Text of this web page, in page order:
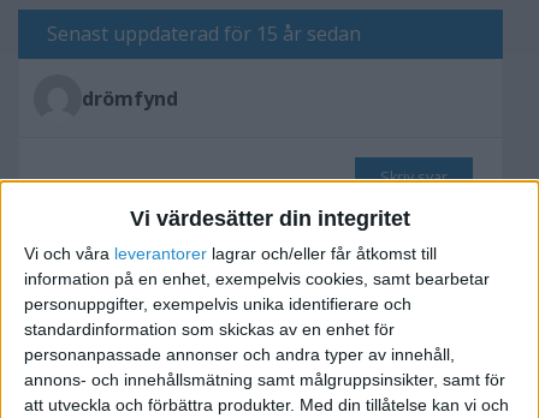
Vi värdesätter din integritet
Vi och våra leverantorer lagrar och/eller får åtkomst till
information på en enhet, exempelvis cookies, samt bearbetar
personuppgifter, exempelvis unika identifierare och
standardinformation som skickas av en enhet för
personanpassade annonser och andra typer av innehåll,
annons- och innehållsmätning samt målgruppsinsikter, samt för
att utveckla och förbättra produkter. Med din tillåtelse kan vi och
Senast uppdaterad för 15 år sedan
drömfynd
Skriv svar
Feedback på Drömfynd!
2011-03-18 11:06
Hej!